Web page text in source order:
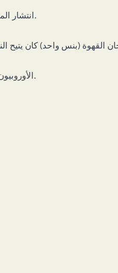
انتشار المقاهي في مدن كبرى مثل البندقية، لندن، باريس وأصبحت مراكز للنقاش وتبادل الأخبار.
الأوروبيون بدأوا بزراعة البن في مستعمراتهم في آسيا وأفريقيا والأمريكتين خلال القرنين 17 و18.